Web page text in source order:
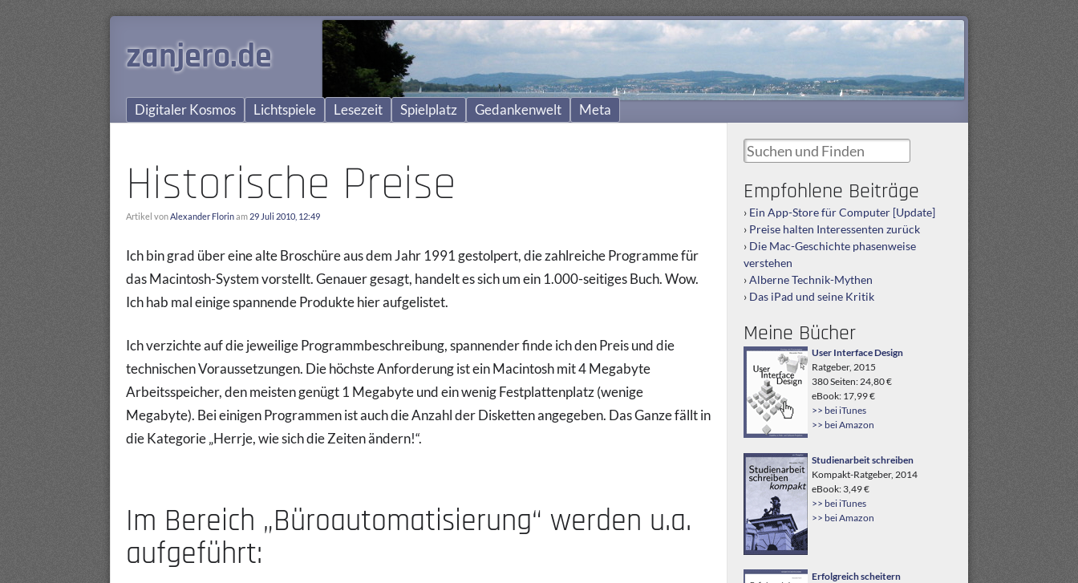
zanjero.de
Digitaler Kosmos Lichtspiele Lesezeit Spielplatz Gedankenwelt Meta
Historische Preise
Artikel vonAlexander Florinam 29 Juli 2010, 12:49
Ich bin grad über eine alte Broschüre aus dem Jahr 1991 gestolpert, die zahlreiche Programme für
das Macintosh-System vorstellt. Genauer gesagt, handelt es sich um ein 1.000-seitiges Buch. Wow.
Ich hab mal einige spannende Produkte hier aufgelistet.
Ich verzichte auf die jeweilige Programmbeschreibung, spannender finde ich den Preis und die
technischen Voraussetzungen. Die höchste Anforderung ist ein Macintosh mit 4 Megabyte
Arbeitsspeicher, den meisten genügt 1 Megabyte und ein wenig Festplattenplatz (wenige
Megabyte). Bei einigen Programmen ist auch die Anzahl der Disketten angegeben. Das Ganze fällt in
die Kategorie „Herrje, wie sich die Zeiten ändern!“.
Im Bereich „Büroautomatisierung“ werden u.a.
aufgeführt:
Suchen und Finden
Empfohlene Beiträge
Ein App-Store für Computer [Update]
Preise halten Interessenten zurück
Die Mac-Geschichte phasenweise
verstehen
Alberne Technik-Mythen
Das iPad und seine Kritik
Meine Bücher
User Interface Design
Ratgeber, 2015
380 Seiten: 24,80 €
eBook: 17,99 €
>> bei iTunes
>> bei Amazon
Studienarbeit schreiben
Kompakt-Ratgeber, 2014
eBook: 3,49 €
>> bei iTunes
>> bei Amazon
Erfolgreich scheitern